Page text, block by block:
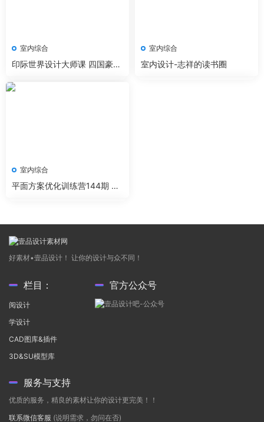
室内综合
印际世界设计大师课 四国豪宅
室内综合
室内设计-志祥的读书圈
室内综合
平面方案优化训练营144期 大
好素材•壹品设计！ 让你的设计与众不同！
栏目：
阅设计
学设计
CAD图库&插件
3D&SU模型库
官方公众号
服务与支持
优质的服务，精良的素材让你的设计更完美！！
联系微信客服 (说明需求，勿问在否)